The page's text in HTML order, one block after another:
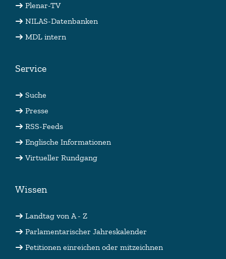
Plenar-TV
NILAS-Datenbanken
MDL intern
Service
Suche
Presse
RSS-Feeds
Englische Informationen
Virtueller Rundgang
Wissen
Landtag von A - Z
Parlamentarischer Jahreskalender
Petitionen einreichen oder mitzeichnen